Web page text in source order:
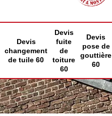
Devis
changement
de tuile 60
Devis
fuite
de
toiture
60
Devis
pose de
gouttière
60